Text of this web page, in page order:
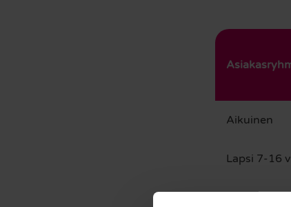
Aikuinen
Lapsi 7-16 v